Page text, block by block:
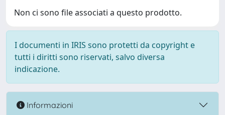
Non ci sono file associati a questo prodotto.
I documenti in IRIS sono protetti da copyright e
tutti i diritti sono riservati, salvo diversa
indicazione.
Informazioni